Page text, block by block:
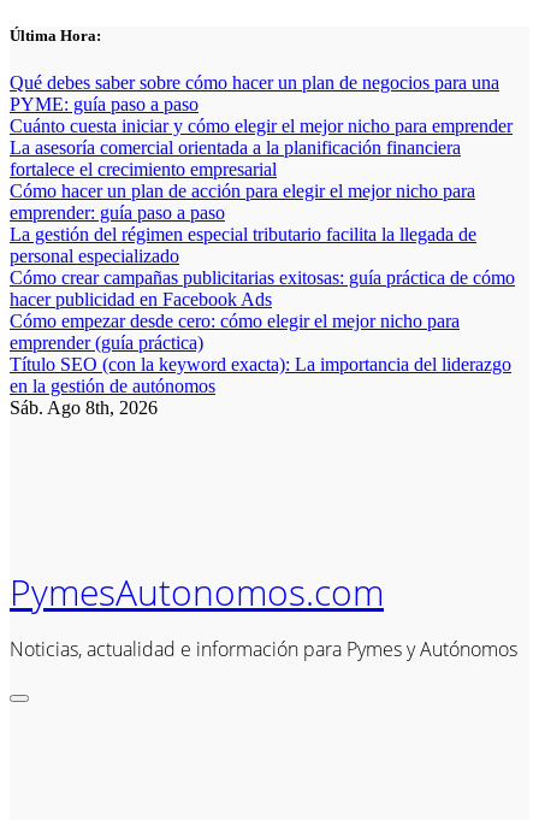
Saltar
contenido
Última Hora:
Qué debes saber sobre cómo hacer un plan de negocios para una
PYME: guía paso a paso
Cuánto cuesta iniciar y cómo elegir el mejor nicho para emprender
La asesoría comercial orientada a la planificación financiera
fortalece el crecimiento empresarial
Cómo hacer un plan de acción para elegir el mejor nicho para
emprender: guía paso a paso
La gestión del régimen especial tributario facilita la llegada de
personal especializado
Cómo crear campañas publicitarias exitosas: guía práctica de cómo
hacer publicidad en Facebook Ads
Cómo empezar desde cero: cómo elegir el mejor nicho para
emprender (guía práctica)
Título SEO (con la keyword exacta): La importancia del liderazgo
en la gestión de autónomos
Sáb. Ago 8th, 2026
PymesAutonomos.com
Noticias, actualidad e información para Pymes y Autónomos